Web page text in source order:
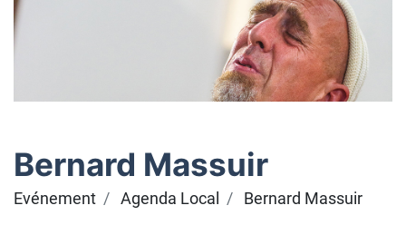
Bernard Massuir
Evénement Agenda Local Bernard Massuir